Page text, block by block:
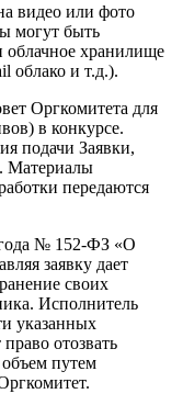
видео или фото
могут быть
облачное хранилище
облако и т.д.).
Оргкомитета для
в конкурсе.
подачи Заявки,
Материалы
передаются
года № 152-ФЗ «О
заявку дает
своих
Исполнитель
указанных
отозвать
объем путем